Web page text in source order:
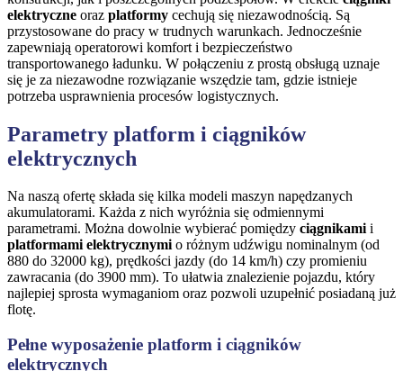
elektryczne oraz platformy cechują się niezawodnością. Są
przystosowane do pracy w trudnych warunkach. Jednocześnie
zapewniają operatorowi komfort i bezpieczeństwo
transportowanego ładunku. W połączeniu z prostą obsługą uznaje
się je za niezawodne rozwiązanie wszędzie tam, gdzie istnieje
potrzeba usprawnienia procesów logistycznych.
Parametry platform i ciągników
elektrycznych
Na naszą ofertę składa się kilka modeli maszyn napędzanych
akumulatorami. Każda z nich wyróżnia się odmiennymi
parametrami. Można dowolnie wybierać pomiędzy ciągnikamii
platformami elektrycznymio różnym udźwigu nominalnym (od
880 do 32000 kg), prędkości jazdy (do 14 km/h) czy promieniu
zawracania (do 3900 mm). To ułatwia znalezienie pojazdu, który
najlepiej sprosta wymaganiom oraz pozwoli uzupełnić posiadaną już
flotę.
Pełne wyposażenie platform i ciągników
elektrycznych